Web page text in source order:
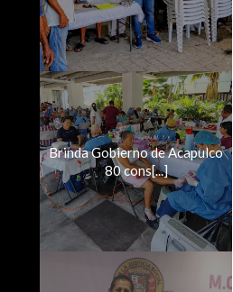
Brinda Gobierno de Acapulco
80 cons[...]